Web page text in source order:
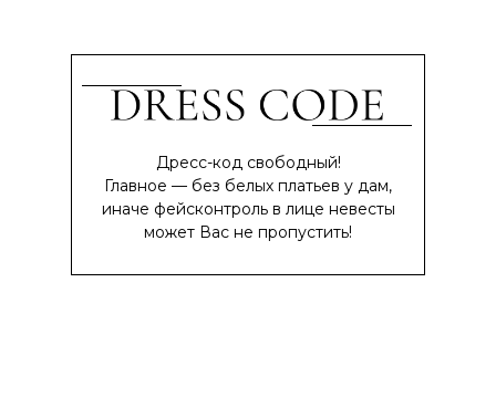
Дресс-код свободный!
Главное — без белых платьев у дам,
иначе фейсконтроль в лице невесты
может Вас не пропустить!